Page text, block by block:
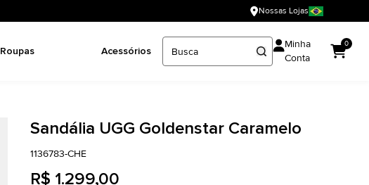
Nossas Lojas
Roupas Acessórios
Minha
Conta
0
Sandália UGG Goldenstar Caramelo
1136783-CHE
R$ 1.299,00